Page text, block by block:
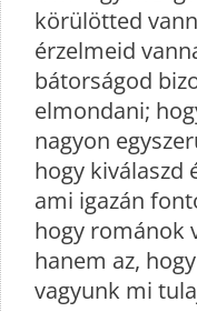
körülötted
érzelmeid
bátorságod
elmondani;
nagyon
hogy kiválaszd
ami igazán
hogy románok
hanem az,
vagyunk mi